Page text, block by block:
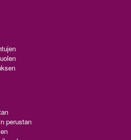
perustan